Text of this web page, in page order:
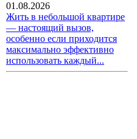
01.08.2026
Жить в небольшой квартире
— настоящий вызов,
особенно если приходится
максимально эффективно
использовать каждый...